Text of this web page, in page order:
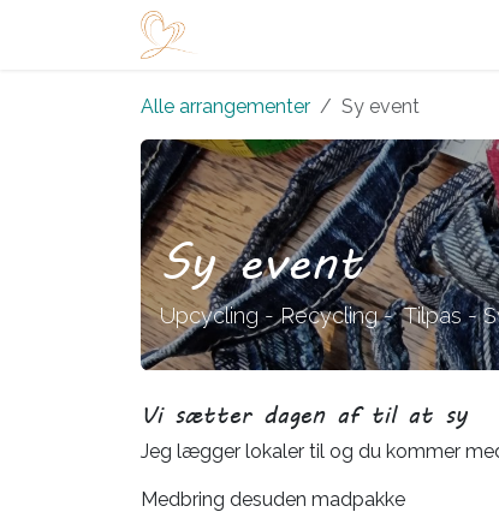
Alle arrangementer Sy event
Sy event
Upcycling - Recycling - Tilpas -
Vi sætter dagen af til at sy
Jeg lægger lokaler til og du kommer
Medbring desuden madpakke